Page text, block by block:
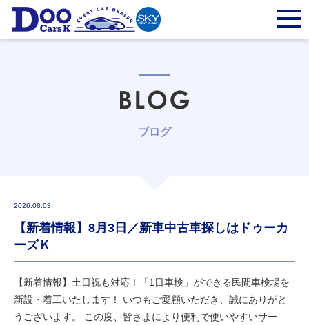
ブログ
2026.08.03
【新着情報】8月3日／新車中古車探しはドゥーカ
ーズＫ
【新着情報】土日祝も対応！「1日車検」ができる民間車検場を
新設・着工いたします！ いつもご愛顧いただき、誠にありがと
うございます。 この度、皆さまにより便利で使いやすいサー